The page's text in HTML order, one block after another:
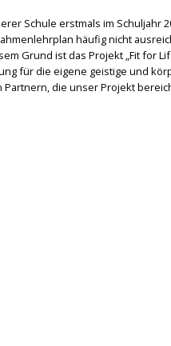
Schule erstmals im
häufig nicht
Grund ist das Projekt „Fit for
für die eigene geistige und
die unser Projekt